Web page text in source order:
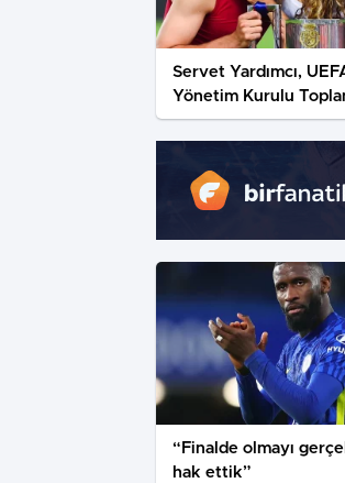
Servet Yardımcı,
Yönetim Kurulu
ve UEFA Kongresi’ne
“Finalde olmayı
hak ettik”